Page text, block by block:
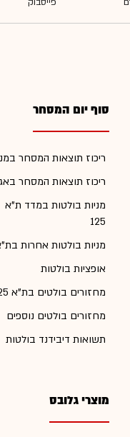
סוף יום המסחר
ריכוז תוצאות המסחר
ריכוז תוצאות המסחר
מניות בולטות במדד ת"א
125
מניות בולטות אחרות
אופציות בולטות
מחזורים בולטים בת"א 125
מחזורים בולטים נוספים
תשואות דיבידנד בולטות
מוצרי גלובס